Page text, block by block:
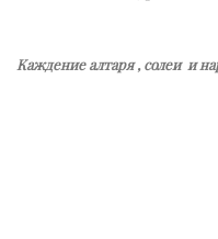
Каждение алтаря , солеи и